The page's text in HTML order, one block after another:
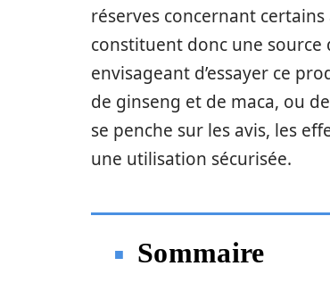
réserves concernant
constituent donc une
envisageant d’essayer ce
de ginseng et de maca, ou
se penche sur les avis, les
une utilisation sécurisée.
Sommaire